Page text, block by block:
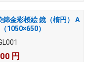
錦金彩桜絵 鏡（楕円） A
1050×650）
円